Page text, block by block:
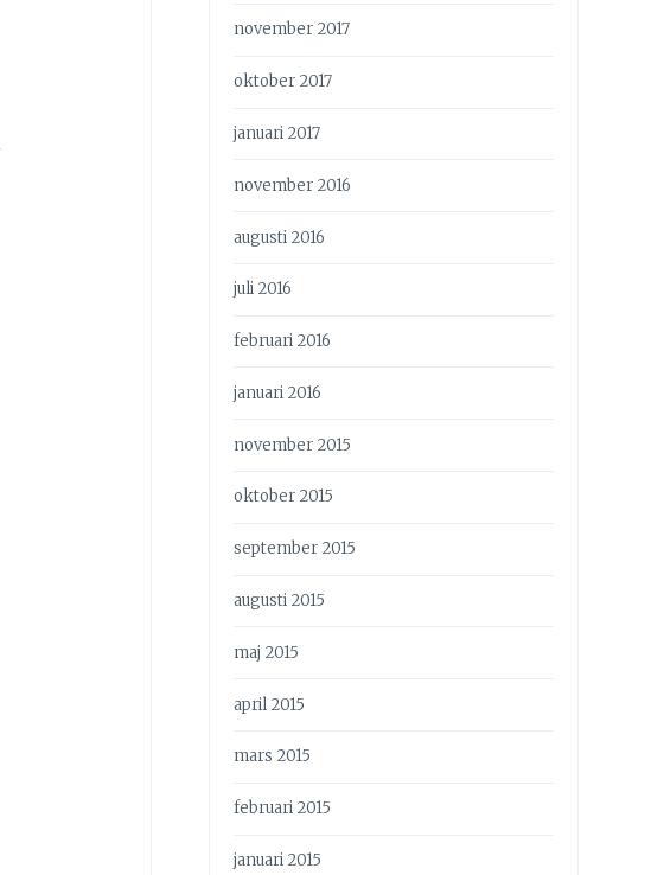
november 2017
oktober 2017
januari 2017
november 2016
augusti 2016
juli 2016
februari 2016
januari 2016
november 2015
oktober 2015
september 2015
augusti 2015
maj 2015
april 2015
mars 2015
februari 2015
januari 2015